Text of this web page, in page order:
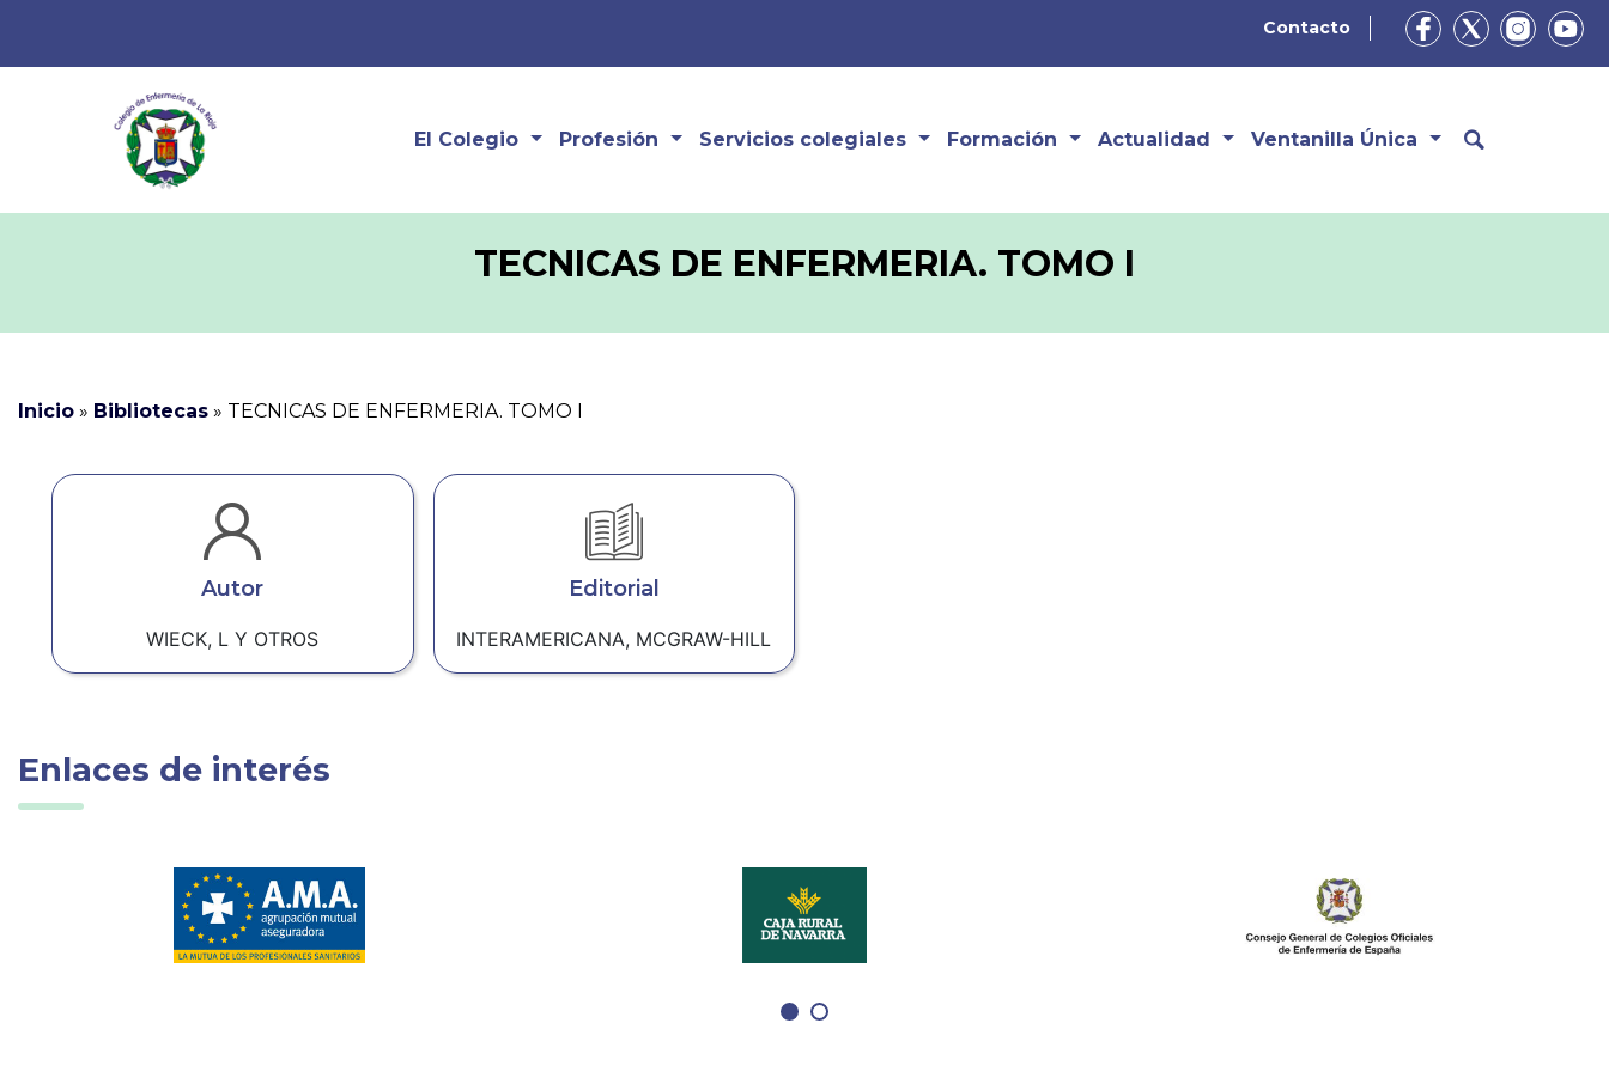
Contacto
El Colegio Profesión Servicios colegiales Formación Actualidad Ventanilla Única
TECNICAS DE ENFERMERIA. TOMO I
Inicio » Bibliotecas » TECNICAS DE ENFERMERIA. TOMO I
Autor
WIECK, L Y OTROS
Editorial
INTERAMERICANA, MCGRAW-HILL
Enlaces de interés